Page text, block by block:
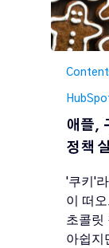
애플,
정책
'쿠키'
이 떠
초콜릿
아쉽지